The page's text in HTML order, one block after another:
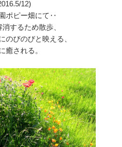
12)
ポピー畑にて‥
するため散歩、
のびのびと映える、
癒される。